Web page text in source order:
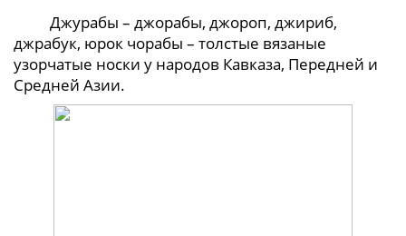
Джурабы – джорабы, джороп, джириб,
джрабук, юрок чорабы – толстые вязаные
узорчатые носки у народов Кавказа, Передней и
Средней Азии.